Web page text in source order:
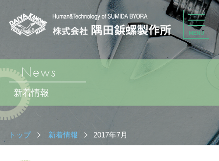
MENU
News
新着情報
トップ 新着情報 2017年7月